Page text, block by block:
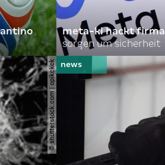
meta-ki hackt firma
sorgen um sicherheit
© shutterstock.com | opikckck